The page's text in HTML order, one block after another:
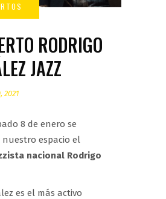
RODRIGO
JAZZ
2021
8 de enero se
espacio el
nacional Rodrigo
es el más activo